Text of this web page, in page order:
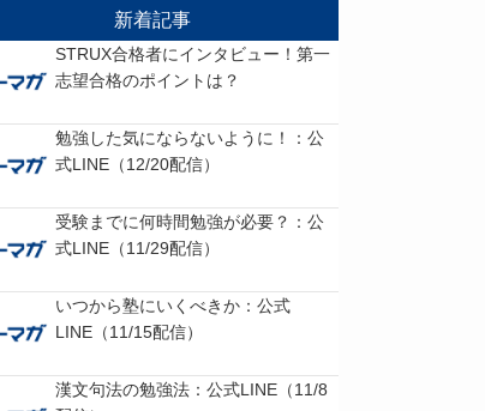
新着記事
STRUX合格者にインタビュー！第一
志望合格のポイントは？
勉強した気にならないように！：公
式LINE（12/20配信）
受験までに何時間勉強が必要？：公
式LINE（11/29配信）
いつから塾にいくべきか：公式
LINE（11/15配信）
漢文句法の勉強法：公式LINE（11/8